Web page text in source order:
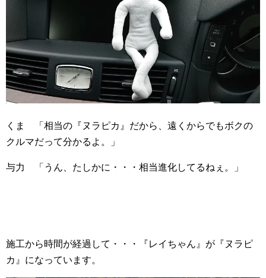
くま 「相当の『ヌラピカ』だから、遠くからでもボクの
クルマだって分かるよ。」
与力 「うん、たしかに・・・相当進化してるねぇ。」
施工から時間が経過して・・・『レイちゃん』が『ヌラピ
カ』になっています。